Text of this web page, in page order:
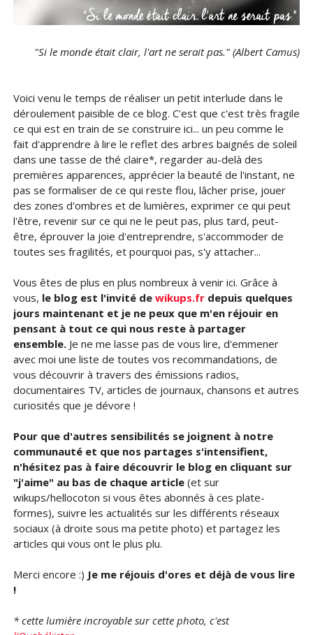
"Si le monde était clair, l'art ne serait pas." (Albert Camus)
Voici venu le temps de réaliser un petit interlude dans le
déroulement paisible de ce blog. C'est que c'est très fragile
ce qui est en train de se construire ici... un peu comme le
fait d'apprendre à lire le reflet des arbres baignés de soleil
dans une tasse de thé claire*, regarder au-delà des
premières apparences, apprécier la beauté de l'instant, ne
pas se formaliser de ce qui reste flou, lâcher prise, jouer
des zones d'ombres et de lumières, exprimer ce qui peut
l'être, revenir sur ce qui ne le peut pas, plus tard, peut-
être, éprouver la joie d'entreprendre, s'accommoder de
toutes ses fragilités, et pourquoi pas, s'y attacher...
Vous êtes de plus en plus nombreux à venir ici. Grâce à
vous, le blog est l'invité de wikups.frdepuis quelques
jours maintenant et je ne peux que m'en réjouir en
pensant à tout ce qui nous reste à partager
ensemble.Je ne me lasse pas de vous lire, d'emmener
avec moi une liste de toutes vos recommandations, de
vous découvrir à travers des émissions radios,
documentaires TV, articles de journaux, chansons et autres
curiosités que je dévore !
Pour que d'autres sensibilités se joignent à notre
communauté et que nos partages s'intensifient,
n'hésitez pas à faire découvrir le blog en cliquant sur
"j'aime" au bas de chaque article (et sur
wikups/hellocoton si vous êtes abonnés à ces plate-
formes), suivre les actualités sur les différents réseaux
sociaux (à droite sous ma petite photo) et partagez les
articles qui vous ont le plus plu.
Merci encore :) Je me réjouis d'ores et déjà de vous lire
!
* cette lumière incroyable sur cette photo, c'est